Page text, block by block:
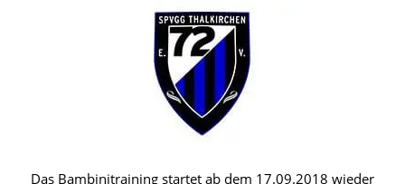
Das Bambinitraining startet ab dem 17.09.2018 wieder